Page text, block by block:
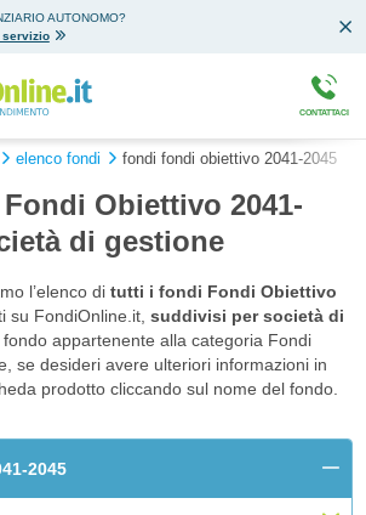
AUTONOMO?
servizio
CONTATTACI
elenco fondi fondi fondi obiettivo 2041-2045
Obiettivo 2041-
di gestione
l’elenco di tutti i fondi Fondi Obiettivo
su FondiOnline.it, suddivisi per società di
appartenente alla categoria Fondi
se desideri avere ulteriori informazioni in
prodotto cliccando sul nome del fondo.
2045